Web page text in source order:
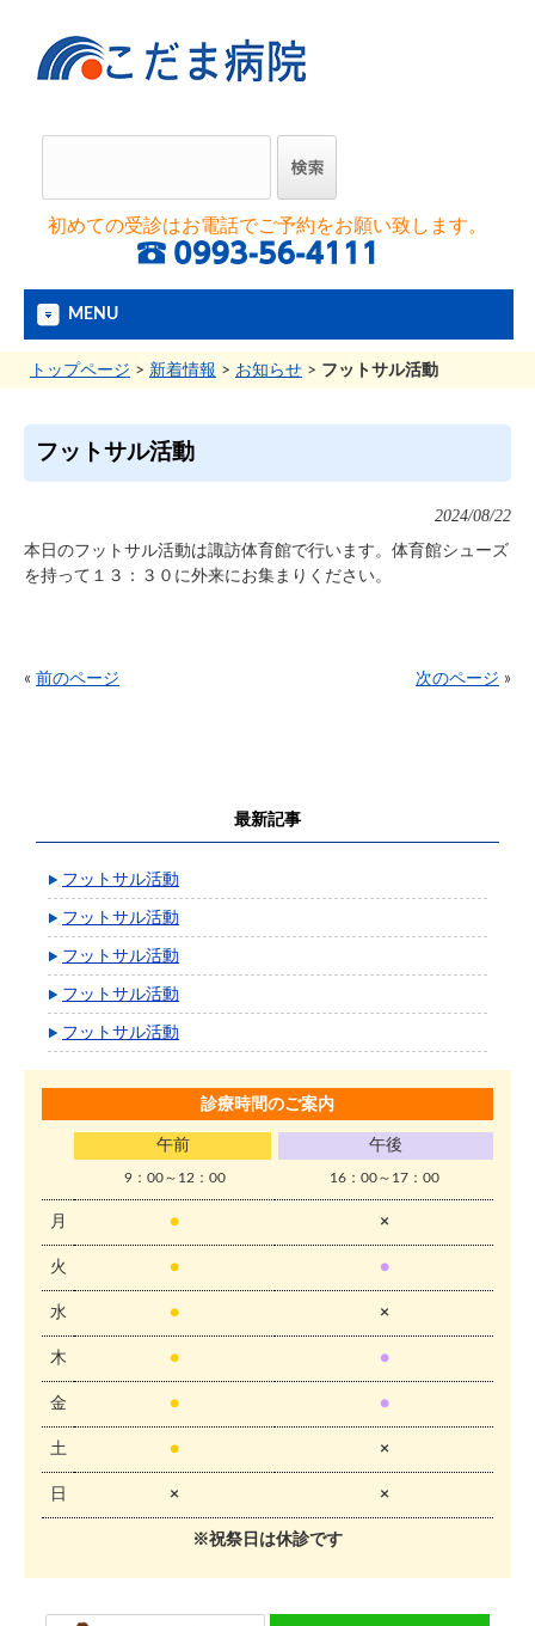
初めての受診はお電話でご予約をお願い致します。
MENU
トップページ > 新着情報 > お知らせ > フットサル活動
フットサル活動
2024/08/22
本日のフットサル活動は諏訪体育館で行います。体育館シューズ
を持って１３：３０に外来にお集まりください。
« 前のページ 次のページ »
最新記事
フットサル活動
フットサル活動
フットサル活動
フットサル活動
フットサル活動
診療時間のご案内
午前 午後
9：00～12：00 16：00～17：00
月 ● ×
火 ● ●
水 ● ×
木 ● ●
金 ● ●
土 ● ×
日 × ×
※祝祭日は休診です